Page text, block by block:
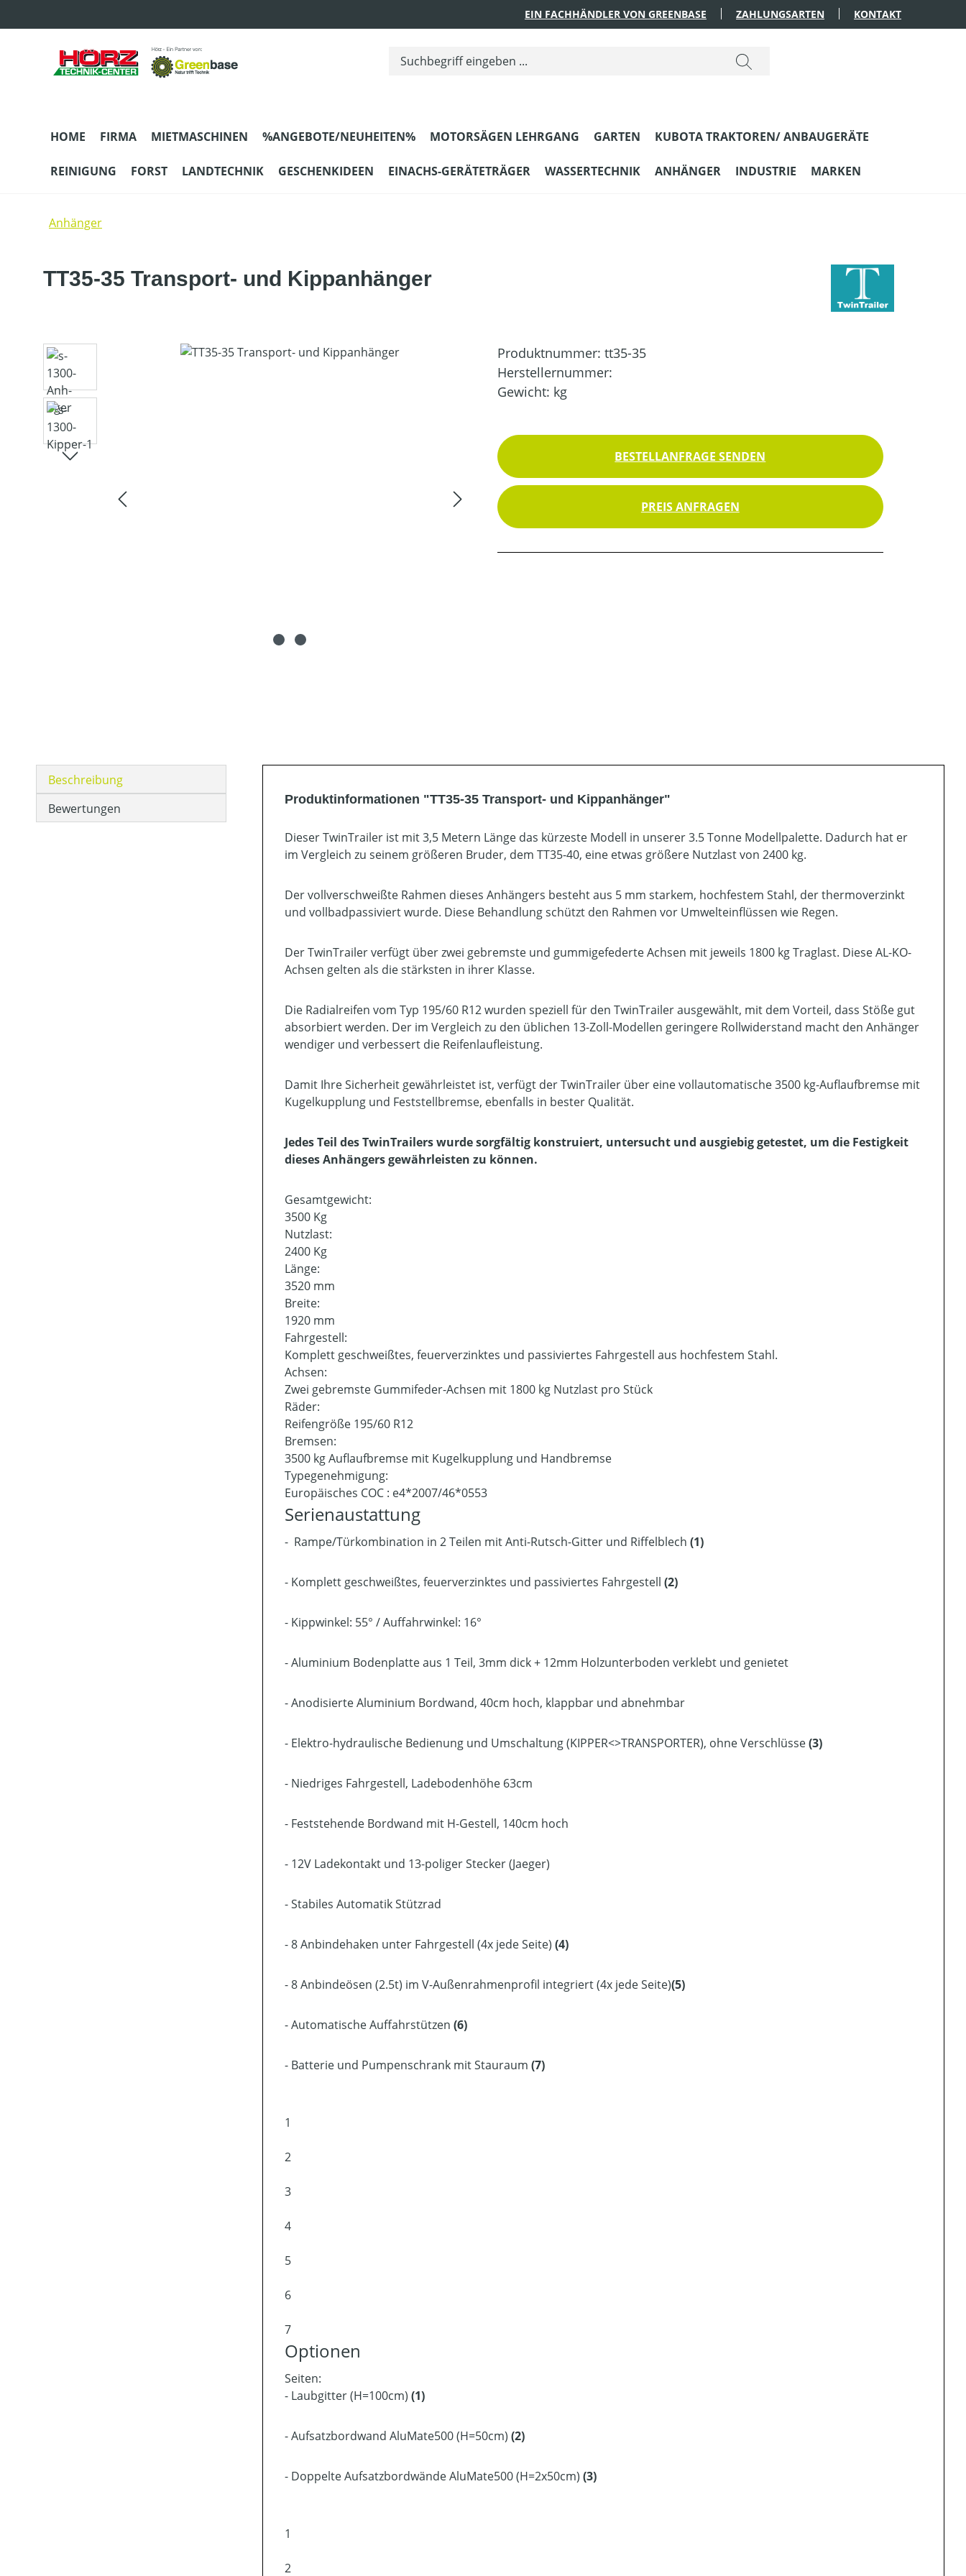
EIN FACHHÄNDLER VON GREENBASE ZAHLUNGSARTEN KONTAKT
HOME FIRMA MIETMASCHINEN %ANGEBOTE/NEUHEITEN% MOTORSÄGEN LEHRGANG GARTEN KUBOTA TRAKTOREN/ ANBAUGERÄTE
REINIGUNG FORST LANDTECHNIK GESCHENKIDEEN EINACHS-GERÄTETRÄGER WASSERTECHNIK ANHÄNGER INDUSTRIE MARKEN
Anhänger
TT35-35 Transport- und Kippanhänger
Bildergalerie überspringen Produktnummer: tt35-35
Herstellernummer:
Gewicht: kg
BESTELLANFRAGE SENDEN
PREIS ANFRAGEN
Beschreibung
Bewertungen
Produktinformationen "TT35-35 Transport- und Kippanhänger"
Dieser TwinTrailer ist mit 3,5 Metern Länge das kürzeste Modell in unserer 3.5 Tonne Modellpalette. Dadurch hat er
im Vergleich zu seinem größeren Bruder, dem TT35-40, eine etwas größere Nutzlast von 2400 kg.
Der vollverschweißte Rahmen dieses Anhängers besteht aus 5 mm starkem, hochfestem Stahl, der thermoverzinkt
und vollbadpassiviert wurde. Diese Behandlung schützt den Rahmen vor Umwelteinflüssen wie Regen.
Der TwinTrailer verfügt über zwei gebremste und gummigefederte Achsen mit jeweils 1800 kg Traglast. Diese AL-KO-
Achsen gelten als die stärksten in ihrer Klasse.
Die Radialreifen vom Typ 195/60 R12 wurden speziell für den TwinTrailer ausgewählt, mit dem Vorteil, dass Stöße gut
absorbiert werden. Der im Vergleich zu den üblichen 13-Zoll-Modellen geringere Rollwiderstand macht den Anhänger
wendiger und verbessert die Reifenlaufleistung.
Damit Ihre Sicherheit gewährleistet ist, verfügt der TwinTrailer über eine vollautomatische 3500 kg-Auflaufbremse mit
Kugelkupplung und Feststellbremse, ebenfalls in bester Qualität.
Jedes Teil des TwinTrailers wurde sorgfältig konstruiert, untersucht und ausgiebig getestet, um die Festigkeit
dieses Anhängers gewährleisten zu können.
Gesamtgewicht:
3500 Kg
Nutzlast:
2400 Kg
Länge:
3520 mm
Breite:
1920 mm
Fahrgestell:
Komplett geschweißtes, feuerverzinktes und passiviertes Fahrgestell aus hochfestem Stahl.
Achsen:
Zwei gebremste Gummifeder-Achsen mit 1800 kg Nutzlast pro Stück
Räder:
Reifengröße 195/60 R12
Bremsen:
3500 kg Auflaufbremse mit Kugelkupplung und Handbremse
Typegenehmigung:
Europäisches COC : e4*2007/46*0553
Serienaustattung
- Rampe/Türkombination in 2 Teilen mit Anti-Rutsch-Gitter und Riffelblech (1)
- Komplett geschweißtes, feuerverzinktes und passiviertes Fahrgestell (2)
- Kippwinkel: 55° / Auffahrwinkel: 16°
- Aluminium Bodenplatte aus 1 Teil, 3mm dick + 12mm Holzunterboden verklebt und genietet
- Anodisierte Aluminium Bordwand, 40cm hoch, klappbar und abnehmbar
- Elektro-hydraulische Bedienung und Umschaltung (KIPPER<>TRANSPORTER), ohne Verschlüsse(3)
- Niedriges Fahrgestell, Ladebodenhöhe 63cm
- Feststehende Bordwand mit H-Gestell, 140cm hoch
- 12V Ladekontakt und 13-poliger Stecker (Jaeger)
- Stabiles Automatik Stützrad
- 8 Anbindehaken unter Fahrgestell (4x jede Seite) (4)
- 8 Anbindeösen (2.5t) im V-Außenrahmenprofil integriert (4x jede Seite)(5)
- Automatische Auffahrstützen (6)
- Batterie und Pumpenschrank mit Stauraum (7)
1
2
3
4
5
6
7
Optionen
Seiten:
- Laubgitter (H=100cm) (1)
- Aufsatzbordwand AluMate500 (H=50cm) (2)
- Doppelte Aufsatzbordwände AluMate500 (H=2x50cm) (3)
1
2